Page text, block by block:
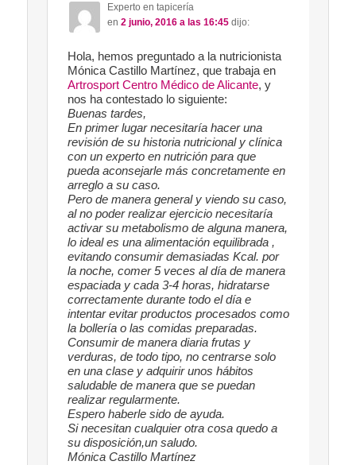
Experto en tapicería
en 2 junio, 2016 a las 16:45 dijo:
Hola, hemos preguntado a la nutricionista
Mónica Castillo Martínez, que trabaja en
Artrosport Centro Médico de Alicante, y
nos ha contestado lo siguiente:
Buenas tardes,
En primer lugar necesitaría hacer una
revisión de su historia nutricional y clínica
con un experto en nutrición para que
pueda aconsejarle más concretamente en
arreglo a su caso.
Pero de manera general y viendo su caso,
al no poder realizar ejercicio necesitaría
activar su metabolismo de alguna manera,
lo ideal es una alimentación equilibrada ,
evitando consumir demasiadas Kcal. por
la noche, comer 5 veces al día de manera
espaciada y cada 3-4 horas, hidratarse
correctamente durante todo el día e
intentar evitar productos procesados como
la bollería o las comidas preparadas.
Consumir de manera diaria frutas y
verduras, de todo tipo, no centrarse solo
en una clase y adquirir unos hábitos
saludable de manera que se puedan
realizar regularmente.
Espero haberle sido de ayuda.
Si necesitan cualquier otra cosa quedo a
su disposición,un saludo.
Mónica Castillo Martínez